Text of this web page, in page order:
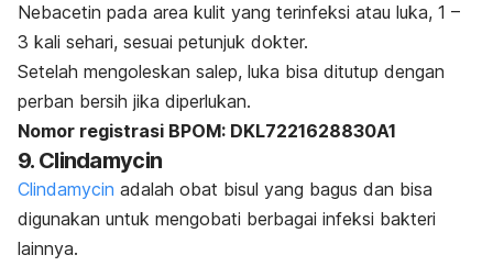
Nebacetin pada area kulit yang terinfeksi atau luka, 1 –
3 kali sehari, sesuai petunjuk dokter.
Setelah mengoleskan salep, luka bisa ditutup dengan
perban bersih jika diperlukan.
Nomor registrasi BPOM: DKL7221628830A1
9. Clindamycin
Clindamycin adalah obat bisul yang bagus dan bisa
digunakan untuk mengobati berbagai infeksi bakteri
lainnya.